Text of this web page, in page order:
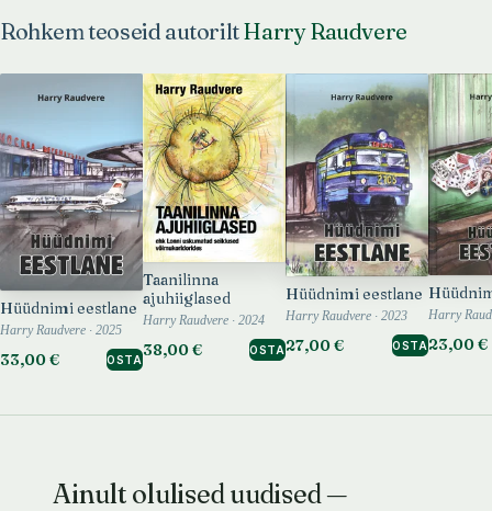
Rohkem teoseid autoriltHarry Raudvere
Hüüdnimi eestlane
Harry Raudvere · 2025
33,00 € OSTA
Taanilinna
ajuhiiglased
Harry Raudvere · 2024
38,00 € OSTA
Hüüdnimi eestlane
Harry Raudvere · 2023
27,00 € OSTA
Harry
23,00 €
Ainult olulised uudised —